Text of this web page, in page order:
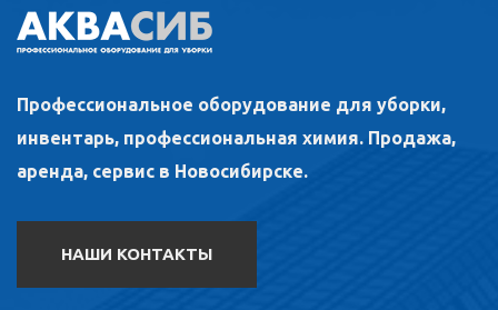
Профессиональное оборудование для уборки,
инвентарь, профессиональная химия. Продажа,
аренда, сервис в Новосибирске.
НАШИ КОНТАКТЫ